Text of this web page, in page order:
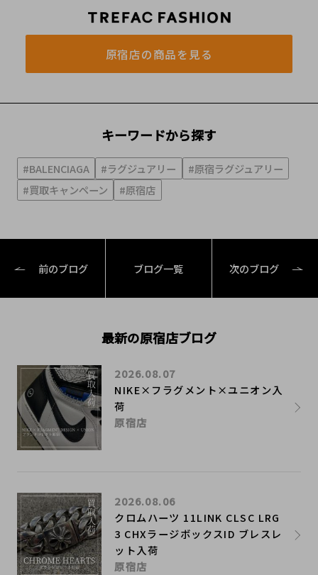
原宿店の商品を見る
キーワードから探す
#BALENCIAGA #ラグジュアリー
#原宿ラグジュアリー
#買取キャンペーン
#原宿店
前のブログ ブログ一覧 次のブログ
最新の原宿店ブログ
NIKE×フラグメント×ユニオン入
荷
2026.08.07
原宿店
クロムハーツ 11LINK CLSC LRG
3 CHXラージボックスID ブレスレ
ット入荷
2026.08.06
原宿店